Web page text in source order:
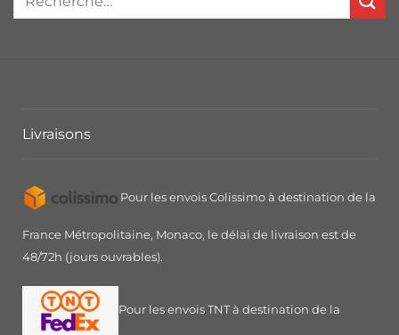
Livraisons
Pour les envois Colissimo à destination de la
France Métropolitaine, Monaco, le délai de livraison est de
48/72h (jours ouvrables).
Pour les envois TNT à destination de la